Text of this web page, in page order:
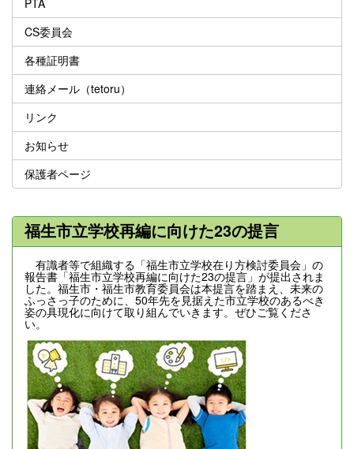
CS委員会
各種証明書
連絡メール（tetoru）
リンク
お知らせ
保護者ページ
福生市立学校再編に向けた23の提言
有識者等で組織する「福生市立学校在り方検討委員会」の
報告書「福生市立学校再編に向けた23の提言」が提出されま
した。福生市・福生市教育委員会は本提言を踏まえ、未来の
ふっさっ子のために、50年先を見据えた市立学校のあるべき
姿の具現化に向けて取り組んでいきます。ぜひご覧くださ
い。